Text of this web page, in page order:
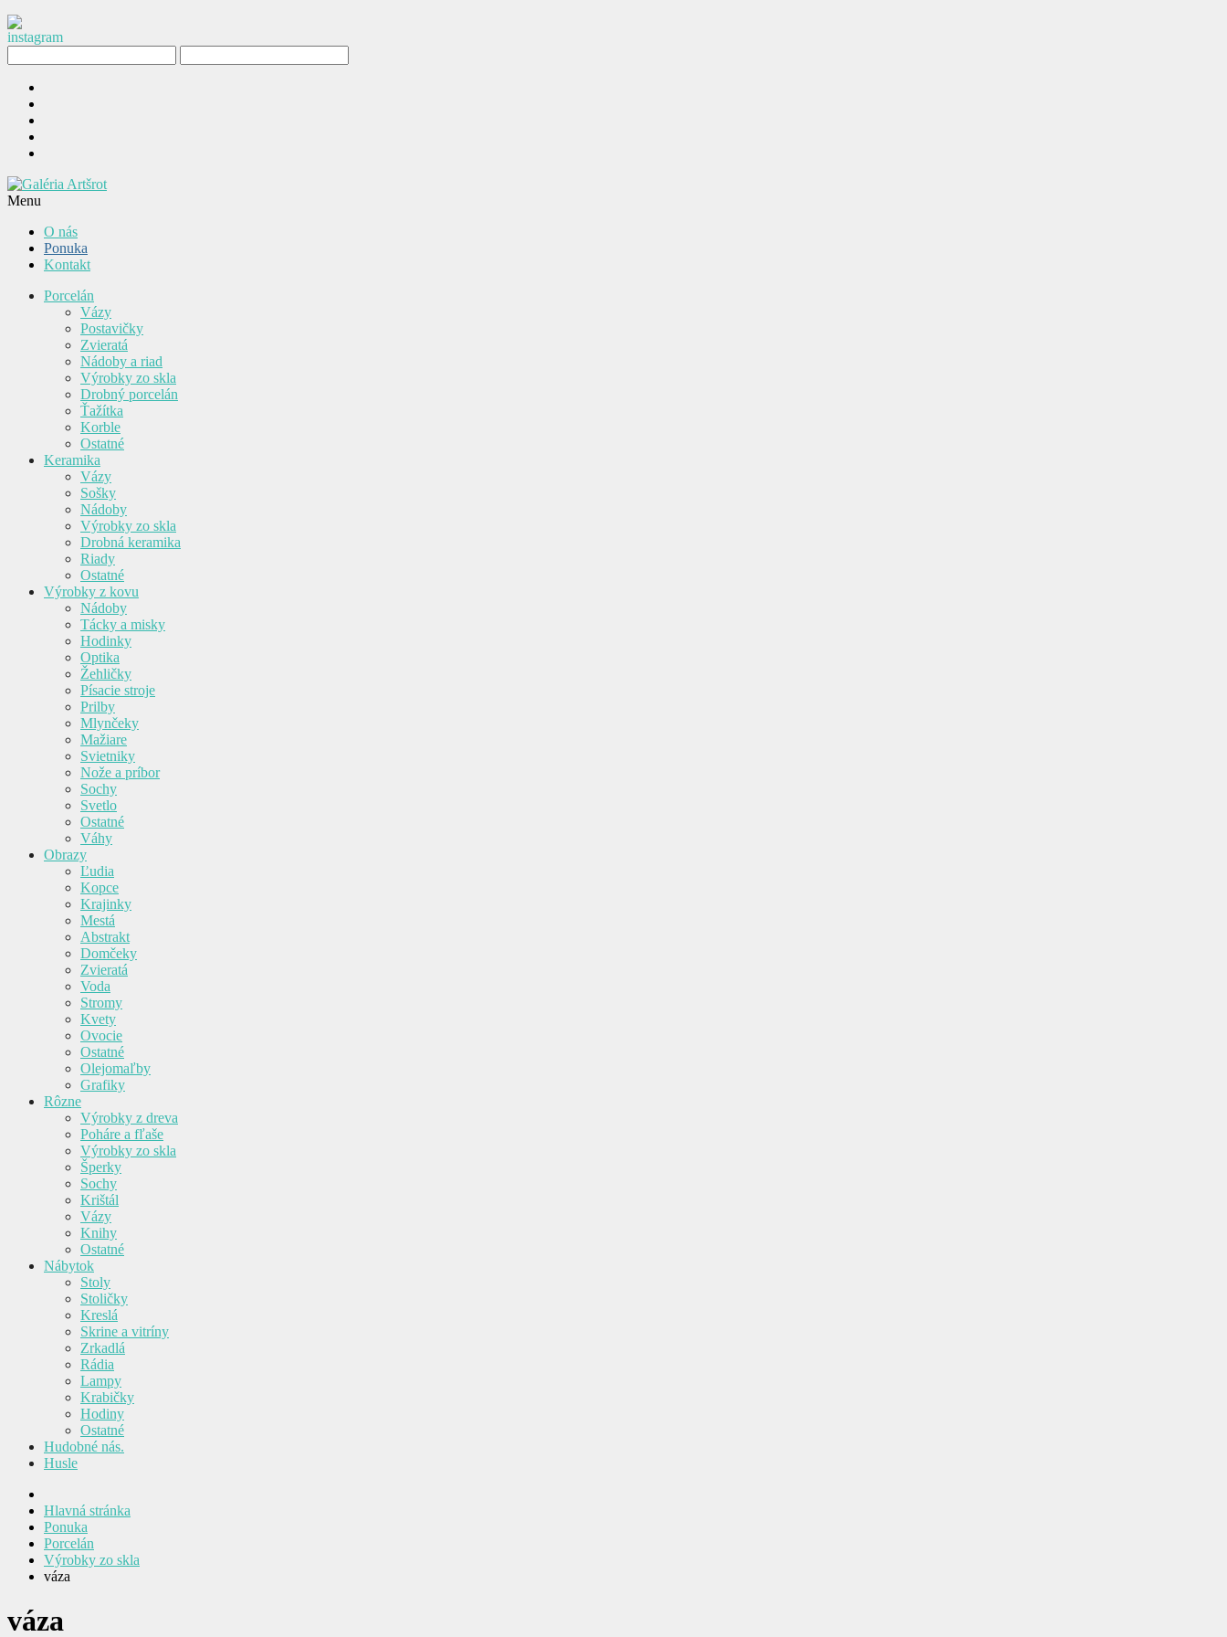
Menu
O nás
Ponuka
Kontakt
Porcelán
Vázy
Postavičky
Zvieratá
Nádoby a riad
Výrobky zo skla
Drobný porcelán
Ťažítka
Korble
Ostatné
Keramika
Vázy
Sošky
Nádoby
Výrobky zo skla
Drobná keramika
Riady
Ostatné
Výrobky z kovu
Nádoby
Tácky a misky
Hodinky
Optika
Žehličky
Písacie stroje
Prilby
Mlynčeky
Mažiare
Svietniky
Nože a príbor
Sochy
Svetlo
Ostatné
Váhy
Obrazy
Ľudia
Kopce
Krajinky
Mestá
Abstrakt
Domčeky
Zvieratá
Voda
Stromy
Kvety
Ovocie
Ostatné
Olejomaľby
Grafiky
Rôzne
Výrobky z dreva
Poháre a fľaše
Výrobky zo skla
Šperky
Sochy
Krištál
Vázy
Knihy
Ostatné
Nábytok
Stoly
Stoličky
Kreslá
Skrine a vitríny
Zrkadlá
Rádia
Lampy
Krabičky
Hodiny
Ostatné
Hudobné nás.
Husle
Hlavná stránka
Ponuka
Porcelán
Výrobky zo skla
váza
váza